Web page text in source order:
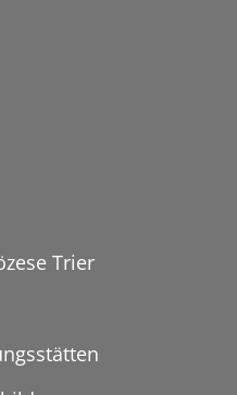
Trier